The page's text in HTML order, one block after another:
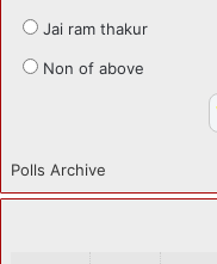
Jai ram thakur
Non of above
Polls Archive